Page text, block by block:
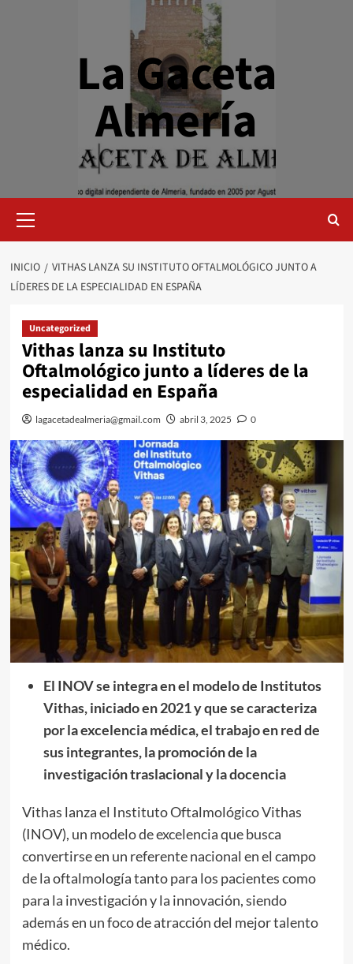
La Gaceta
Almería
primario
INICIO
VITHAS LANZA SU INSTITUTO OFTALMOLÓGICO JUNTO A
LÍDERES DE LA ESPECIALIDAD EN ESPAÑA
Uncategorized
Vithas lanza su Instituto
Oftalmológico junto a líderes de la
especialidad en España
lagacetadealmeria@gmail.com abril 3, 2025 0
El INOV se integra en el modelo de Institutos
Vithas, iniciado en 2021 y que se caracteriza
por la excelencia médica, el trabajo en red de
sus integrantes, la promoción de la
investigación traslacional y la docencia
Vithas lanza el Instituto Oftalmológico Vithas
(INOV), un modelo de excelencia que busca
convertirse en un referente nacional en el campo
de la oftalmología tanto para los pacientes como
para la investigación y la innovación, siendo
además en un foco de atracción del mejor talento
médico.